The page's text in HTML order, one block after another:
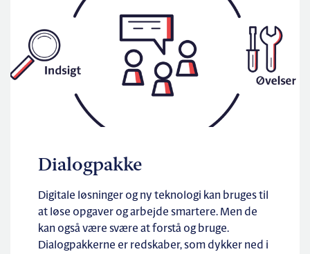
Dialogpakke
Digitale løsninger og ny teknologi kan bruges til
at løse opgaver og arbejde smartere. Men de
kan også være svære at forstå og bruge.
Dialogpakkerne er redskaber, som dykker ned i